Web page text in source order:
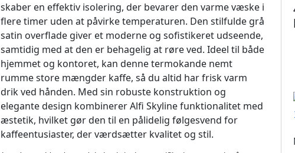
skaber en effektiv isolering, der bevarer den varme væske i
flere timer uden at påvirke temperaturen. Den stilfulde grå
satin overflade giver et moderne og sofistikeret udseende,
samtidig med at den er behagelig at røre ved. Ideel til både
hjemmet og kontoret, kan denne termokande nemt
rumme store mængder kaffe, så du altid har frisk varm
drik ved hånden. Med sin robuste konstruktion og
elegante design kombinerer Alfi Skyline funktionalitet med
æstetik, hvilket gør den til en pålidelig følgesvend for
kaffeentusiaster, der værdsætter kvalitet og stil.